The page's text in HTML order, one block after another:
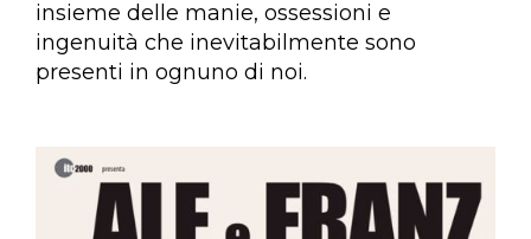
insieme delle manie, ossessioni e
ingenuità che inevitabilmente sono
presenti in ognuno di noi.